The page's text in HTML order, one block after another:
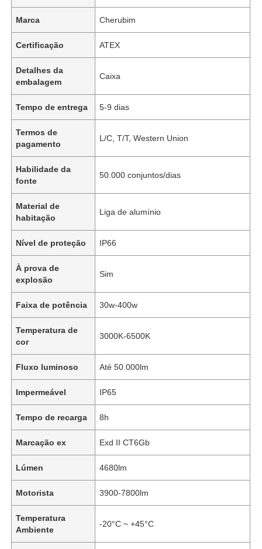
Marca Cherubim
Certificação ATEX
Detalhes da
embalagem
Caixa
Tempo de entrega 5-9 dias
Termos de
pagamento
L/C, T/T, Western Union
Habilidade da
fonte
50.000 conjuntos/dias
Material de
habitação
Liga de alumínio
Nível de proteção IP66
À prova de
explosão
Sim
Faixa de potência 30w-400w
Temperatura de
cor
3000K-6500K
Fluxo luminoso Até 50.000lm
Impermeável IP65
Tempo de recarga 8h
Marcação ex Exd II CT6Gb
Lúmen 4680lm
Motorista 3900-7800lm
Temperatura
Ambiente
-20°C ~ +45°C